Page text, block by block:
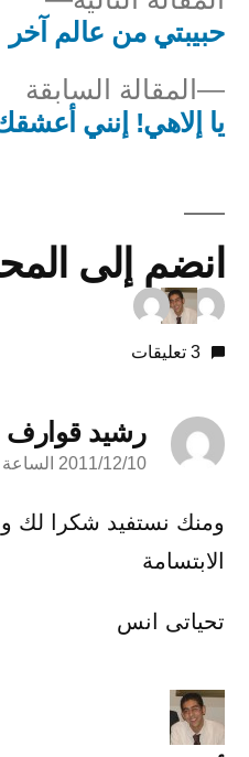
تصفّح
المقالات
المقالة السابقة
يا إلاهي! إنني
حبيبتي من عالم آخر
انضم إلى
3 تعليقات
رشيد قوارف
قال:
2011/12/10 الساعة 18:18
ومنك نستفيد شكرا لك
الابتسامة
تحياتى انس